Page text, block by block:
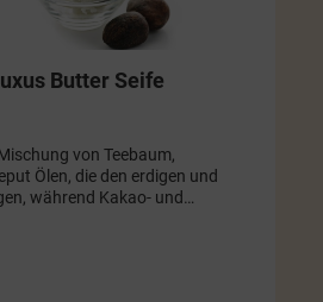
Erdige Öle Luxus Butter Seife
von Teebaum,
Ölen, die den erdigen und
während Kakao- und